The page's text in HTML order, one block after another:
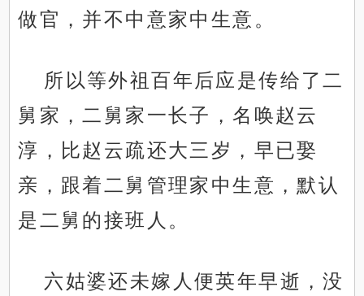
做官，并不中意家中生意。
所以等外祖百年后应是传给了二
舅家，二舅家一长子，名唤赵云
淳，比赵云疏还大三岁，早已娶
亲，跟着二舅管理家中生意，默认
是二舅的接班人。
六姑婆还未嫁人便英年早逝，没